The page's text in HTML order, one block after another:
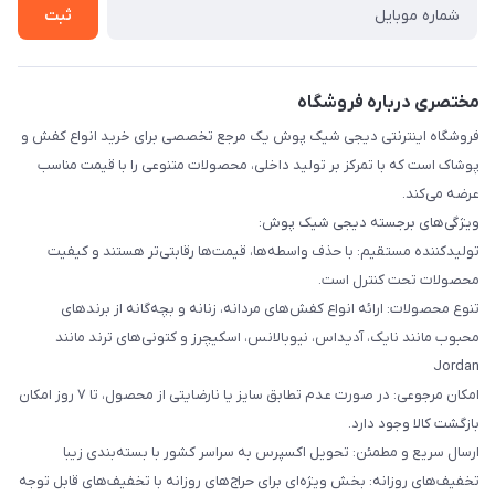
ثبت
مختصری درباره فروشگاه
فروشگاه اینترنتی دیجی شیک پوش یک مرجع تخصصی برای خرید انواع کفش و
پوشاک است که با تمرکز بر تولید داخلی، محصولات متنوعی را با قیمت مناسب
عرضه می‌کند.
ویژگی‌های برجسته دیجی شیک پوش:
تولیدکننده مستقیم: با حذف واسطه‌ها، قیمت‌ها رقابتی‌تر هستند و کیفیت
محصولات تحت کنترل است.
تنوع محصولات: ارائه انواع کفش‌های مردانه، زنانه و بچه‌گانه از برندهای
محبوب مانند نایک، آدیداس، نیوبالانس، اسکیچرز و کتونی‌های ترند مانند
Jordan
امکان مرجوعی: در صورت عدم تطابق سایز یا نارضایتی از محصول، تا ۷ روز امکان
بازگشت کالا وجود دارد.
ارسال سریع و مطمئن: تحویل اکسپرس به سراسر کشور با بسته‌بندی زیبا
تخفیف‌های روزانه: بخش ویژه‌ای برای حراج‌های روزانه با تخفیف‌های قابل توجه